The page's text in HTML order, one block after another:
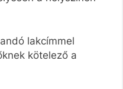
lakcímmel
kötelező a